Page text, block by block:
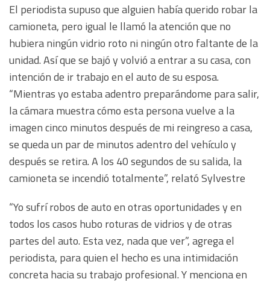
El periodista supuso que alguien había querido robar la
camioneta, pero igual le llamó la atención que no
hubiera ningún vidrio roto ni ningún otro faltante de la
unidad. Así que se bajó y volvió a entrar a su casa, con
intención de ir trabajo en el auto de su esposa.
“Mientras yo estaba adentro preparándome para salir,
la cámara muestra cómo esta persona vuelve a la
imagen cinco minutos después de mi reingreso a casa,
se queda un par de minutos adentro del vehículo y
después se retira. A los 40 segundos de su salida, la
camioneta se incendió totalmente”, relató Sylvestre
“Yo sufrí robos de auto en otras oportunidades y en
todos los casos hubo roturas de vidrios y de otras
partes del auto. Esta vez, nada que ver”, agrega el
periodista, para quien el hecho es una intimidación
concreta hacia su trabajo profesional. Y menciona en